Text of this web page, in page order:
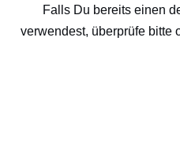
Falls Du bereits einen
verwendest, überprüfe bitte